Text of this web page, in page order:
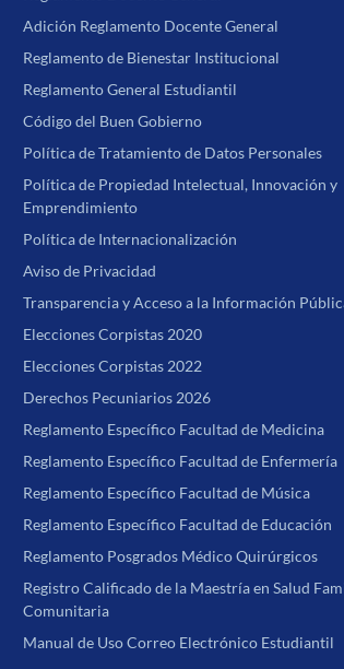
Adición Reglamento Docente General
Reglamento de Bienestar Institucional
Reglamento General Estudiantil
Código del Buen Gobierno
Política de Tratamiento de Datos Personales
Política de Propiedad Intelectual, Innovación y
Emprendimiento
Política de Internacionalización
Aviso de Privacidad
Transparencia y Acceso a la Información
Elecciones Corpistas 2020
Elecciones Corpistas 2022
Derechos Pecuniarios 2026
Reglamento Específico Facultad de Medicina
Reglamento Específico Facultad de Enfermería
Reglamento Específico Facultad de Música
Reglamento Específico Facultad de Educación
Reglamento Posgrados Médico Quirúrgicos
Registro Calificado de la Maestría en Salud
Comunitaria
Manual de Uso Correo Electrónico Estudiantil